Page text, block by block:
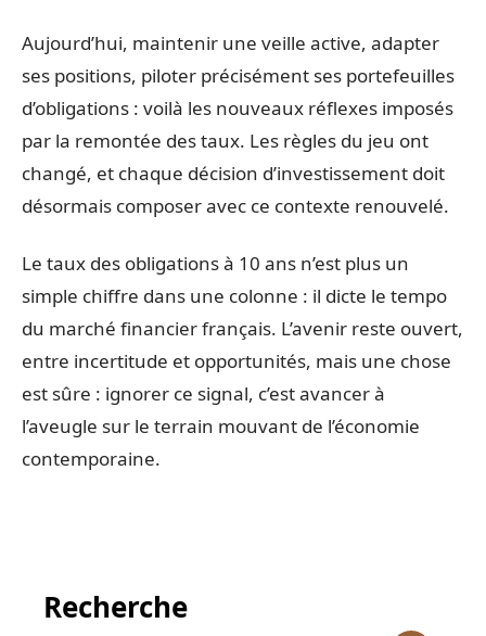
Aujourd’hui, maintenir une veille active, adapter
ses positions, piloter précisément ses portefeuilles
d’obligations : voilà les nouveaux réflexes imposés
par la remontée des taux. Les règles du jeu ont
changé, et chaque décision d’investissement doit
désormais composer avec ce contexte renouvelé.
Le taux des obligations à 10 ans n’est plus un
simple chiffre dans une colonne : il dicte le tempo
du marché financier français. L’avenir reste ouvert,
entre incertitude et opportunités, mais une chose
est sûre : ignorer ce signal, c’est avancer à
l’aveugle sur le terrain mouvant de l’économie
contemporaine.
Recherche